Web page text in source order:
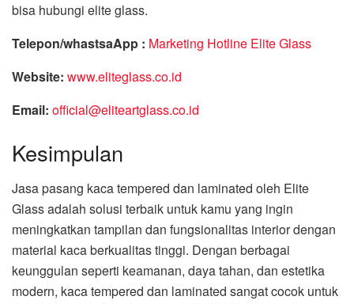
bisa hubungi elite glass.
Telepon/whastsaApp : Marketing Hotline Elite Glass
Website: www.eliteglass.co.id
Email: official@eliteartglass.co.id
Kesimpulan
Jasa pasang kaca tempered dan laminated oleh Elite
Glass adalah solusi terbaik untuk kamu yang ingin
meningkatkan tampilan dan fungsionalitas interior dengan
material kaca berkualitas tinggi. Dengan berbagai
keunggulan seperti keamanan, daya tahan, dan estetika
modern, kaca tempered dan laminated sangat cocok untuk